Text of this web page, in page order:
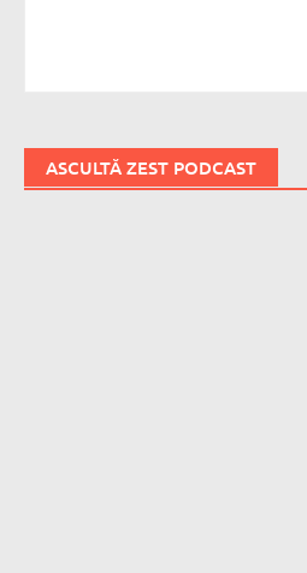
ASCULTĂ ZEST PODCAST